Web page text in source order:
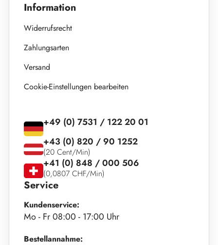
Information
Widerrufsrecht
Zahlungsarten
Versand
Cookie-Einstellungen bearbeiten
Service
Kundenservice:
Mo - Fr 08:00 - 17:00 Uhr
Bestellannahme:
+49 (0) 7531 / 122 20 01
+43 (0) 820 / 90 1252
(20 Cent/Min)
+41 (0) 848 / 000 506
(0,0807 CHF/Min)